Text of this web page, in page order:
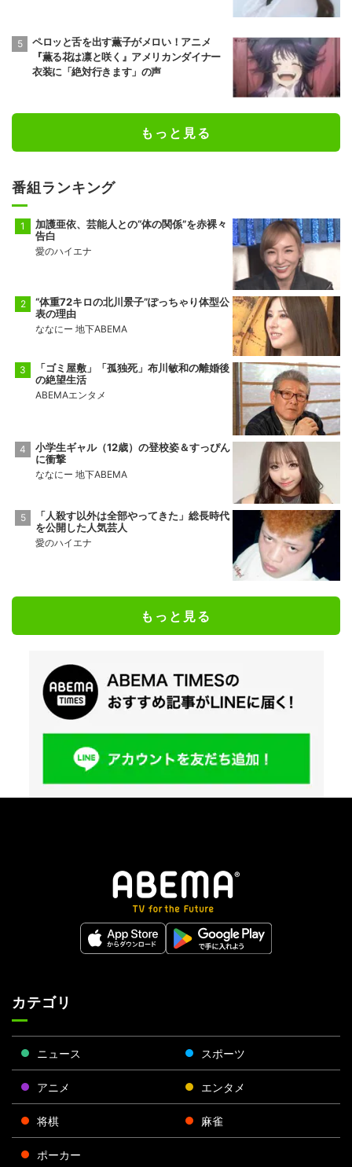
ペロッと舌を出す薫子がメロい！アニメ
『薫る花は凛と咲く』アメリカンダイナー
衣装に「絶対行きます」の声
もっと見る
番組ランキング
加護亜依、芸能人との“体の関係”を赤裸々
告白
愛のハイエナ
“体重72キロの北川景子”ぽっちゃり体型公
表の理由
ななにー 地下ABEMA
「ゴミ屋敷」「孤独死」布川敏和の離婚後
の絶望生活
ABEMAエンタメ
小学生ギャル（12歳）の登校姿＆すっぴん
に衝撃
ななにー 地下ABEMA
「人殺す以外は全部やってきた」総長時代
を公開した人気芸人
愛のハイエナ
もっと見る
カテゴリ
ニュース スポーツ
アニメ エンタメ
将棋 麻雀
ポーカー